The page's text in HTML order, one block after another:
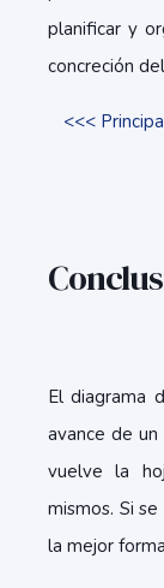
planificar y
concreción
<<<
El diagrama
avance de
vuelve la
mismos. Si
la mejor